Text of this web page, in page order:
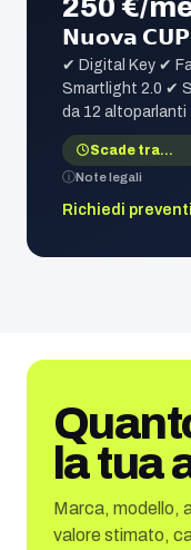
𝗡𝘂𝗼𝘃𝗮
✔ Digital Key ✔
Smartlight 2.0 ✔
da 12 altoparlanti
Scade tra…
Note legali
Richiedi
la tua
Marca, modello,
valore stimato,